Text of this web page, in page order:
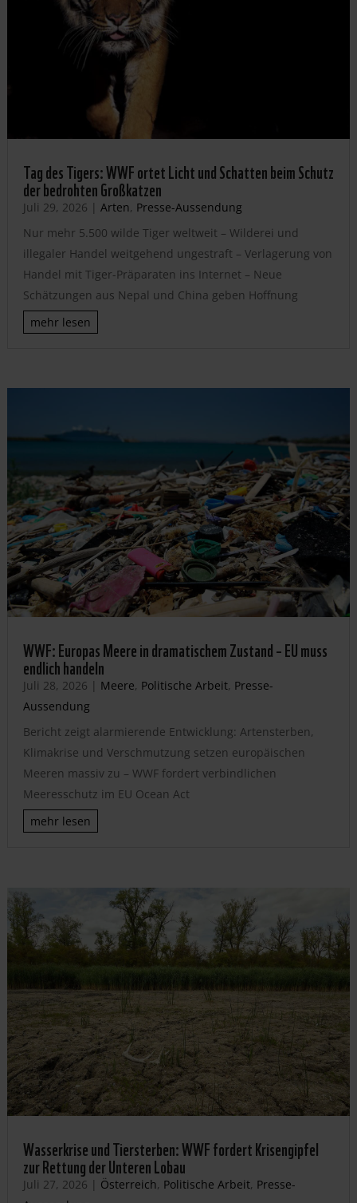
Tag des Tigers: WWF ortet Licht und Schatten beim Schutz
der bedrohten Großkatzen
Juli 29, 2026 | Arten, Presse-Aussendung
Nur mehr 5.500 wilde Tiger weltweit – Wilderei und
illegaler Handel weitgehend ungestraft – Verlagerung von
Handel mit Tiger-Präparaten ins Internet – Neue
Schätzungen aus Nepal und China geben Hoffnung
mehr lesen
WWF: Europas Meere in dramatischem Zustand – EU muss
endlich handeln
Juli 28, 2026 | Meere, Politische Arbeit, Presse-
Aussendung
Bericht zeigt alarmierende Entwicklung: Artensterben,
Klimakrise und Verschmutzung setzen europäischen
Meeren massiv zu – WWF fordert verbindlichen
Meeresschutz im EU Ocean Act
mehr lesen
Wasserkrise und Tiersterben: WWF fordert Krisengipfel
zur Rettung der Unteren Lobau
Juli 27, 2026 | Österreich, Politische Arbeit, Presse-